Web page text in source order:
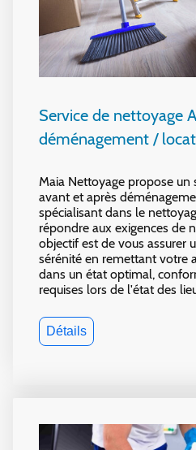
Service de nettoyage
déménagement /
Maia Nettoyage propose un
avant et après
spécialisant dans le
répondre aux exigences de
objectif est de vous assurer
sérénité en remettant votre
dans un état optimal,
requises lors de l'état des
Détails